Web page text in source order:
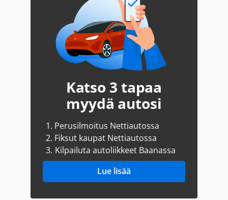
Katso 3 tapaa
myydä autosi
1. Perusilmoitus Nettiautossa
2. Fiksut kaupat Nettiautossa
3. Kilpailuta autoliikkeet Baanassa
Lue lisää